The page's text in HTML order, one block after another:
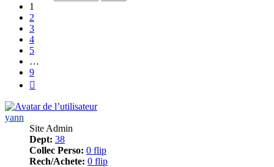
1
2
3
4
5
…
9
yann
Site Admin
Dept: 38
Collec Perso: 0 flip
Rech/Achete: 0 flip